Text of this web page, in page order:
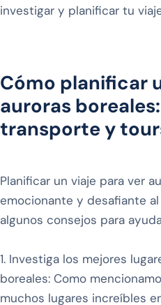
investigar y planificar tu
Cómo planificar
auroras
transporte y
Planificar un viaje para ver
emocionante y desafiante
algunos consejos para
1. Investiga los mejores
boreales: Como
muchos lugares increíbles